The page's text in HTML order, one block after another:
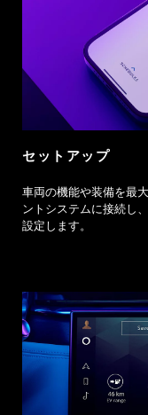
セットアップ
車両の機能や装備を最
ントシステムに接続し
設定します。